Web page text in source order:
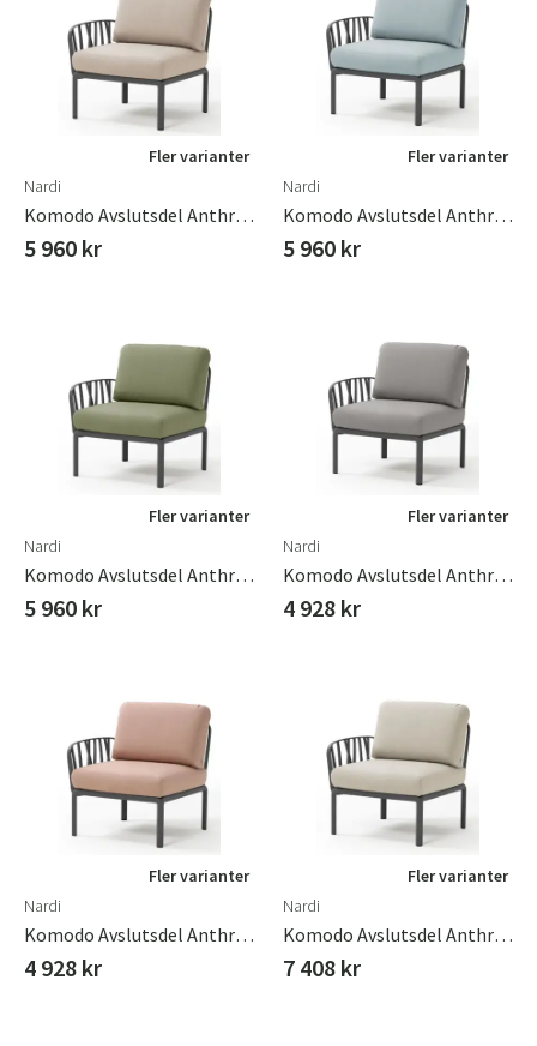
Fler varianter
Nardi
Komodo Avslutsdel Anthracite - Canvas Sunbrella
5 960 kr
Fler varianter
Nardi
Komodo Avslutsdel Anthracite - Ghiaccio Sunbrella
5 960 kr
Fler varianter
Nardi
Komodo Avslutsdel Anthracite - Gianugla Sunbrella
5 960 kr
Fler varianter
Nardi
Komodo Avslutsdel Anthracite - Grigio
4 928 kr
Fler varianter
Nardi
Komodo Avslutsdel Anthracite - Rosa Quarzo
4 928 kr
Fler varianter
Nardi
Komodo Avslutsdel Anthracite - Tech Panama
7 408 kr